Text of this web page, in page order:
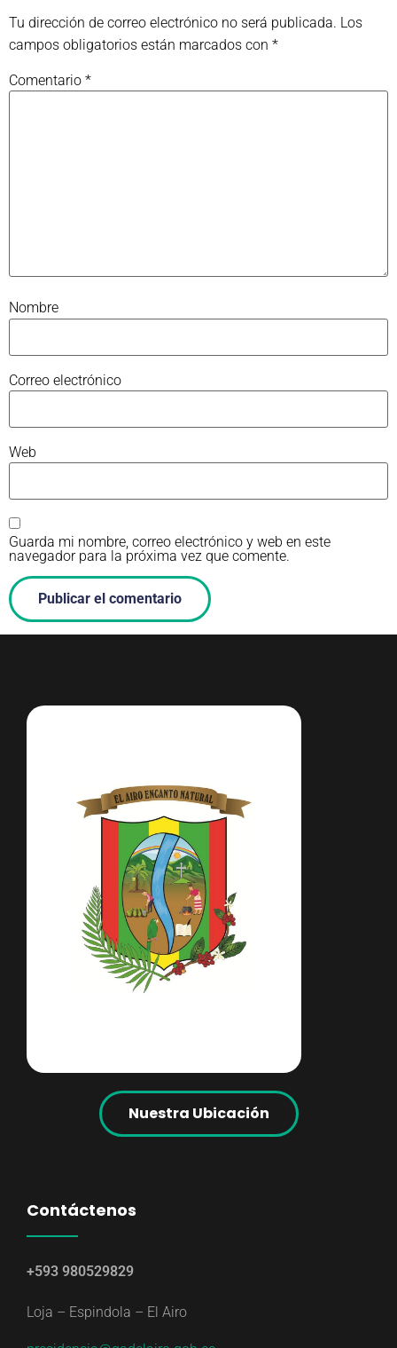
Tu dirección de correo electrónico no será publicada. Los
campos obligatorios están marcados con *
Comentario *
Nombre
Correo electrónico
Web
Guarda mi nombre, correo electrónico y web en este
navegador para la próxima vez que comente.
Nuestra Ubicación
Contáctenos
+593 980529829
Loja – Espindola – El Airo